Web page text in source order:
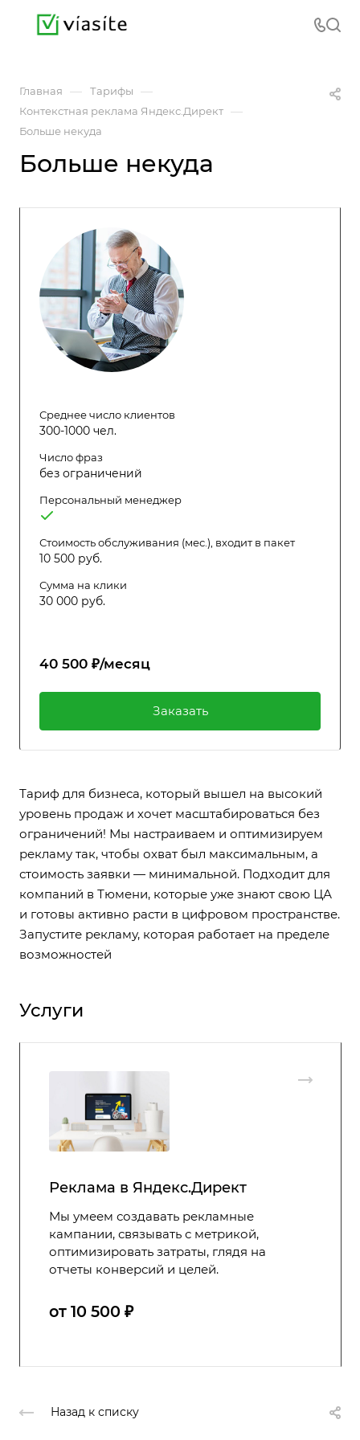
Главная — Тарифы —
Контекстная реклама Яндекс.Директ —
Больше некуда
Больше некуда
Среднее число клиентов
300-1000 чел.
Число фраз
без ограничений
Персональный менеджер
Стоимость обслуживания (мес.), входит в пакет
10 500 руб.
Сумма на клики
30 000 руб.
40 500 ₽/месяц
Заказать
Тариф для бизнеса, который вышел на высокий
уровень продаж и хочет масштабироваться без
ограничений! Мы настраиваем и оптимизируем
рекламу так, чтобы охват был максимальным, а
стоимость заявки — минимальной. Подходит для
компаний в Тюмени, которые уже знают свою ЦА
и готовы активно расти в цифровом пространстве.
Запустите рекламу, которая работает на пределе
возможностей
Услуги
Реклама в Яндекс.Директ
Мы умеем создавать рекламные
кампании, связывать с метрикой,
оптимизировать затраты, глядя на
отчеты конверсий и целей.
от 10 500 ₽
Назад к списку